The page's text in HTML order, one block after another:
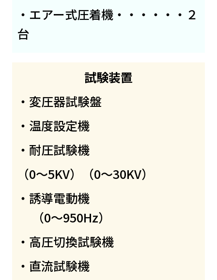
・エアー式圧着機・・・・・・２
台
試験装置
・変圧器試験盤
・温度設定機
・耐圧試験機
（0～5KV）（0～30KV）
・誘導電動機
（0～950Hz）
・高圧切換試験機
・直流試験機